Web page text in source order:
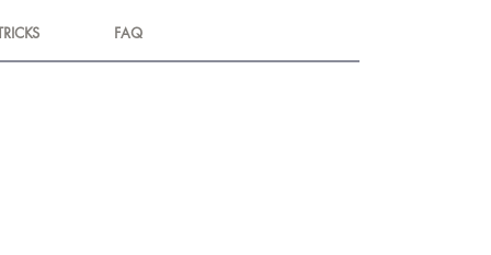
FAQ